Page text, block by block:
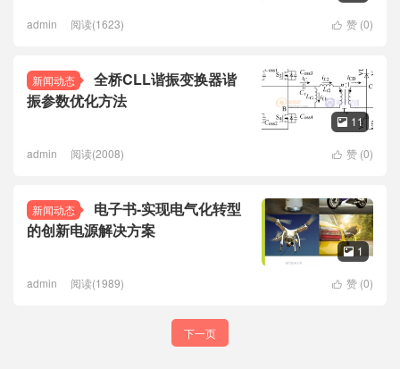
 赞 (0)
admin 阅读(1623)
新闻动态
全桥CLL谐振变换器谐
振参数优化方法
 11
 赞 (0)
admin 阅读(2008)
新闻动态
电子书-实现电气化转型
的创新电源解决方案
 1
 赞 (0)
admin 阅读(1989)
下一页